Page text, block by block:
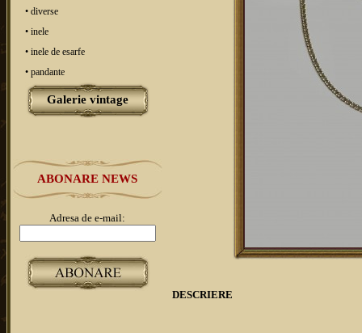
• diverse
• inele
• inele de esarfe
• pandante
Galerie vintage
ABONARE NEWS
Adresa de e-mail:
DESCRIERE